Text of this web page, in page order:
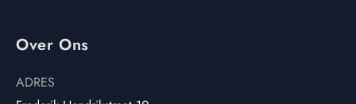
Over Ons
ADRES